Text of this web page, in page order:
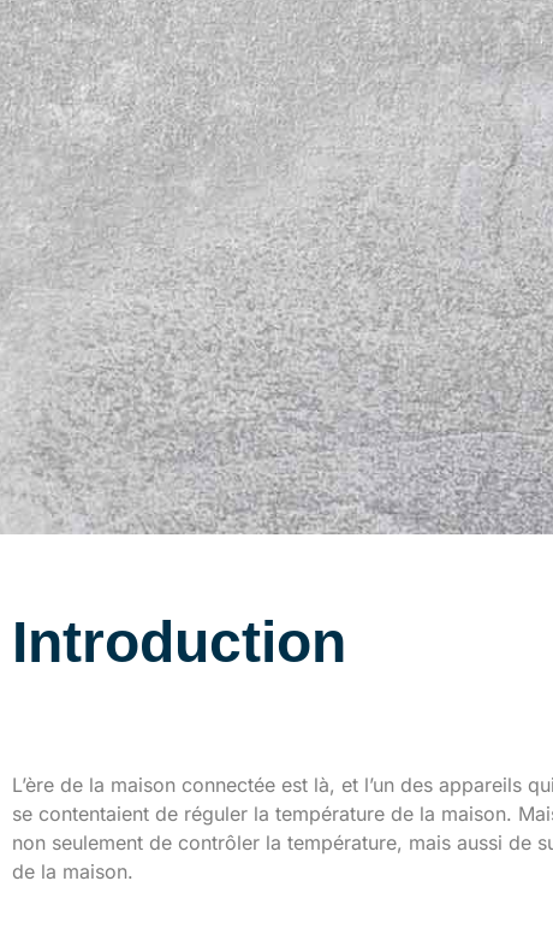
Introduction
L’ère de la maison connectée est là, et l’un des appareils
se contentaient de réguler la température de la maison.
non seulement de contrôler la température, mais aussi de
de la maison.